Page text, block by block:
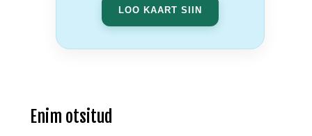
LOO KAART SIIN
Enim otsitud